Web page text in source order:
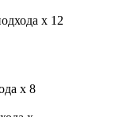
х 12
х 8